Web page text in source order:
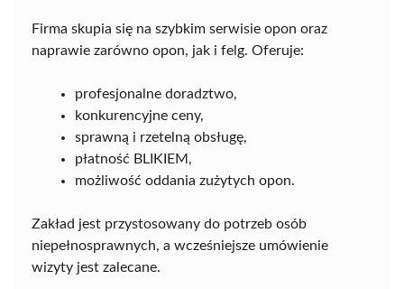
Firma skupia się na szybkim serwisie opon oraz
naprawie zarówno opon, jak i felg. Oferuje:
profesjonalne doradztwo,
konkurencyjne ceny,
sprawną i rzetelną obsługę,
płatność BLIKIEM,
możliwość oddania zużytych opon.
Zakład jest przystosowany do potrzeb osób
niepełnosprawnych, a wcześniejsze umówienie
wizyty jest zalecane.